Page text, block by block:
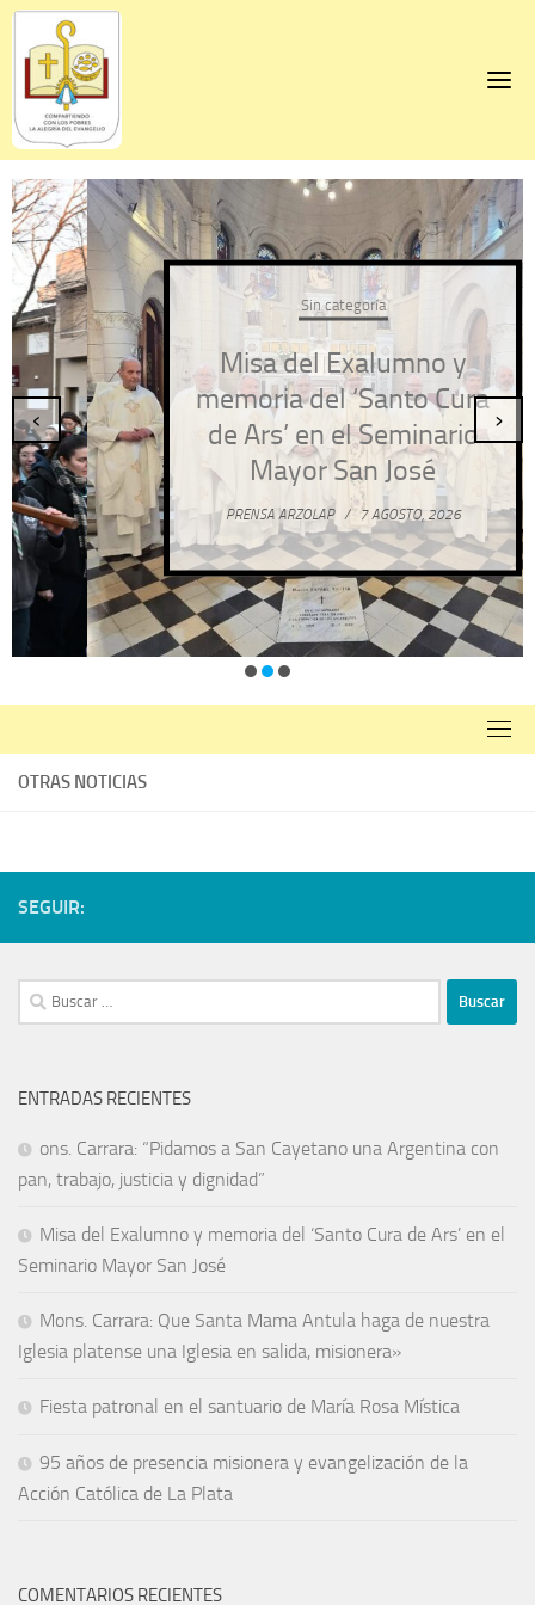
Skip
content
Sin categoría
Misa del Exalumno y
memoria del ‘Santo Cura
de Ars’ en el Seminario
Mayor San José
PRENSA ARZOLAP / 7 AGOSTO, 2026
‹ ›
OTRAS NOTICIAS
SEGUIR:
ENTRADAS RECIENTES
ons. Carrara: “Pidamos a San Cayetano una Argentina con
pan, trabajo, justicia y dignidad”
Misa del Exalumno y memoria del ‘Santo Cura de Ars’ en el
Seminario Mayor San José
Mons. Carrara: Que Santa Mama Antula haga de nuestra
Iglesia platense una Iglesia en salida, misionera»
Fiesta patronal en el santuario de María Rosa Mística
95 años de presencia misionera y evangelización de la
Acción Católica de La Plata
COMENTARIOS RECIENTES